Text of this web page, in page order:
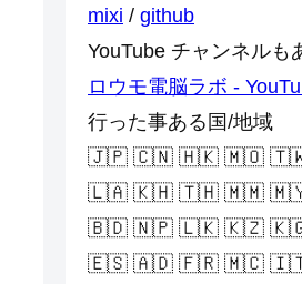
mixi / github
YouTube チャンネルも
ロウモ電脳ラボ -
行った事ある国/地域
🇯🇵 🇨🇳 🇭🇰 🇲🇴
🇱🇦 🇰🇭 🇹🇭 🇲🇲
🇧🇩 🇳🇵 🇱🇰 🇰🇿
🇪🇸 🇦🇩 🇫🇷 🇲🇨